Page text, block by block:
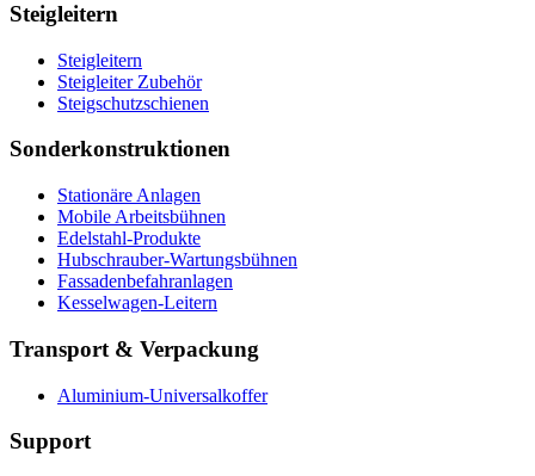
Steigleitern
Steigleitern
Steigleiter Zubehör
Steigschutzschienen
Sonderkonstruktionen
Stationäre Anlagen
Mobile Arbeitsbühnen
Edelstahl-Produkte
Hubschrauber-Wartungsbühnen
Fassadenbefahranlagen
Kesselwagen-Leitern
Transport & Verpackung
Aluminium-Universalkoffer
Support